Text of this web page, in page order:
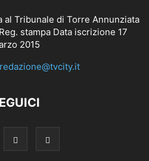
al Tribunale di Torre Annunziata
stampa Data iscrizione 17
2015
redazione@tvcity.it